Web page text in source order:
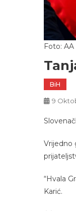
Foto: AA
BiH
9
Vrijedno
“Hvala
Karić.